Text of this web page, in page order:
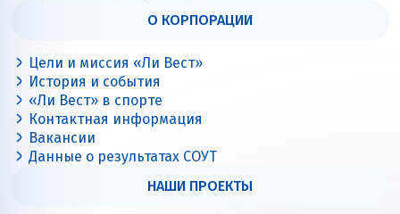
О КОРПОРАЦИИ
Цели и миссия «Ли Вест»
История и события
«Ли Вест» в спорте
Контактная информация
Вакансии
Данные о результатах СОУТ
НАШИ ПРОЕКТЫ